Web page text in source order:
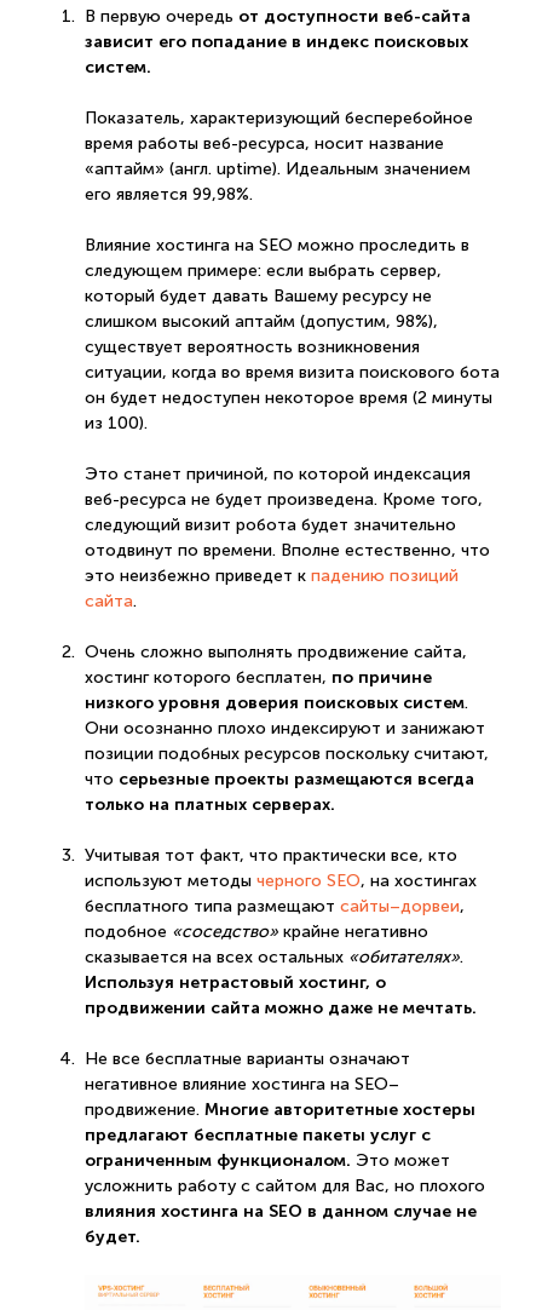
В первую очередь от доступности веб-сайта
зависит его попадание в индекс поисковых
систем.
Показатель, характеризующий бесперебойное
время работы веб-ресурса, носит название
«аптайм» (англ. uptime). Идеальным значением
его является 99,98%.
Влияние хостинга на SEO можно проследить в
следующем примере: если выбрать сервер,
который будет давать Вашему ресурсу не
слишком высокий аптайм (допустим, 98%),
существует вероятность возникновения
ситуации, когда во время визита поискового бота
он будет недоступен некоторое время (2 минуты
из 100).
Это станет причиной, по которой индексация
веб-ресурса не будет произведена. Кроме того,
следующий визит робота будет значительно
отодвинут по времени. Вполне естественно, что
это неизбежно приведет к падению позиций
сайта.
Очень сложно выполнять продвижение сайта,
хостинг которого бесплатен, по причине
низкого уровня доверия поисковых систем.
Они осознанно плохо индексируют и занижают
позиции подобных ресурсов поскольку считают,
что серьезные проекты размещаются всегда
только на платных серверах.
Учитывая тот факт, что практически все, кто
используют методы черного SEO, на хостингах
бесплатного типа размещают сайты–дорвеи,
подобное «соседство»крайне негативно
сказывается на всех остальных «обитателях».
Используя нетрастовый хостинг, о
продвижении сайта можно даже не мечтать.
Не все бесплатные варианты означают
негативное влияние хостинга на SEO–
продвижение. Многие авторитетные хостеры
предлагают бесплатные пакеты услуг с
ограниченным функционалом. Это может
усложнить работу с сайтом для Вас, но плохого
влияния хостинга на SEO в данном случае не
будет.